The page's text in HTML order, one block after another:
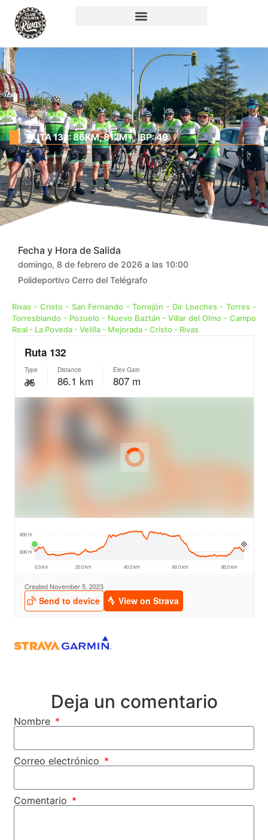
RUTA 132: 86KM, 812M+, IBP: 49
Fecha y Hora de Salida
domingo, 8 de febrero de 2026 a las 10:00
Polideportivo Cerro del Telégrafo
Rivas - Cristo - San Fernando - Torrejón - Dir Loeches - Torres -
Torresblando - Pozuelo - Nuevo Baztán - Villar del Olmo - Campo
Real - La Poveda - Velilla - Mejorada - Cristo - Rivas
Deja un comentario
Nombre
Correo electrónico
Comentario